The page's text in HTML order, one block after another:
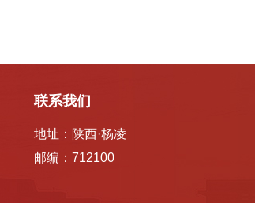
联系我们
地址：陕西·杨凌
邮编：712100